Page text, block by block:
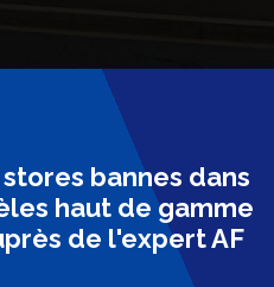
bannes dans
haut de gamme
de l'expert AF